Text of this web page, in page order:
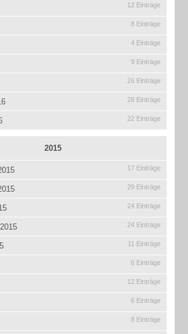
12 Einträge
8 Einträge
4 Einträge
9 Einträge
26 Einträge
28 Einträge
22 Einträge
2015
17 Einträge
29 Einträge
24 Einträge
24 Einträge
11 Einträge
6 Einträge
12 Einträge
6 Einträge
8 Einträge